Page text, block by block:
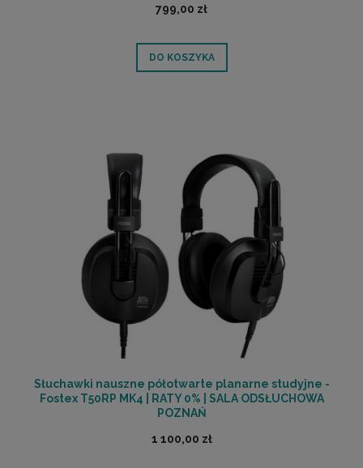
799,00 zł
DO KOSZYKA
Słuchawki nauszne półotwarte planarne studyjne -
Fostex T50RP MK4 | RATY 0% | SALA ODSŁUCHOWA
POZNAŃ
1 100,00 zł